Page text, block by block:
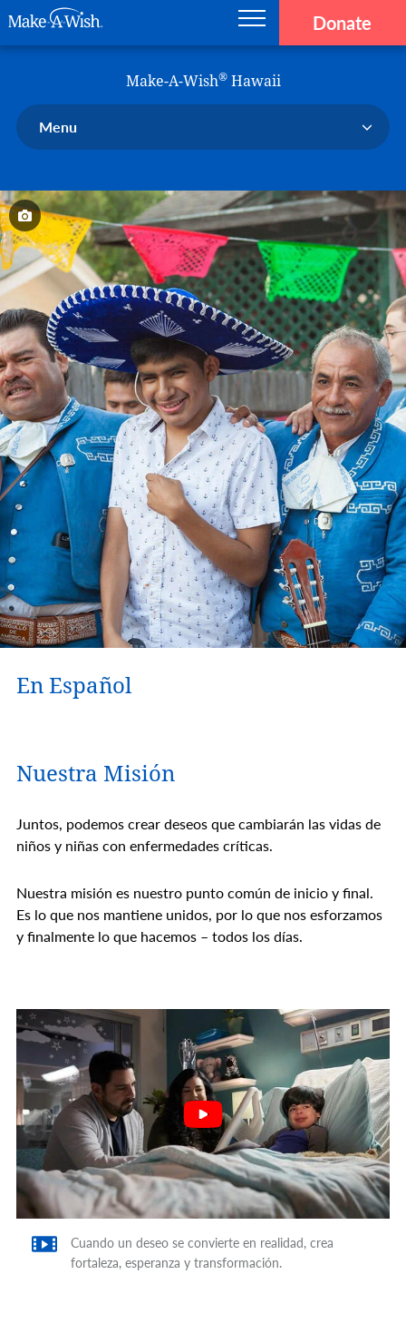
Donate
Make-A-Wish®Hawaii
Menu
Our Events
Our Stories
Ways to Help Us
En Español
Donate Now
En Español
Nuestra Misión
Juntos, podemos crear deseos que cambiarán las vidas de
niños y niñas con enfermedades críticas.
Nuestra misión es nuestro punto común de inicio y final.
Es lo que nos mantiene unidos, por lo que nos esforzamos
y finalmente lo que hacemos – todos los días.
Cuando un deseo se convierte en realidad, crea
fortaleza, esperanza y transformación.